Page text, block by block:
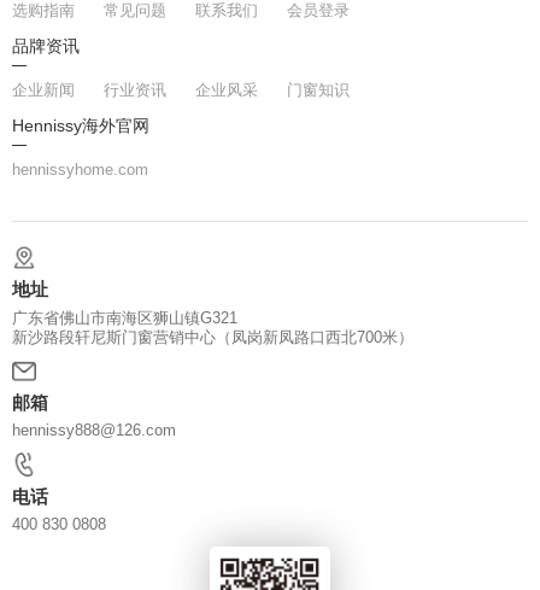
选购指南 常见问题 联系我们
会员登录
品牌资讯
企业新闻 行业资讯 企业风采
门窗知识
Hennissy海外官网
hennissyhome.com
地址
广东省佛山市南海区狮山镇G321
新沙路段轩尼斯门窗营销中心（凤岗新凤路口西北700米）
邮箱
hennissy888@126.com
电话
400 830 0808